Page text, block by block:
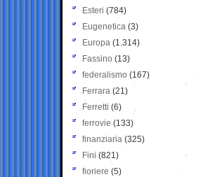
Esteri (784)
Eugenetica (3)
Europa (1.314)
Fassino (13)
federalismo (167)
Ferrara (21)
Ferretti (6)
ferrovie (133)
finanziaria (325)
Fini (821)
fioriere (5)